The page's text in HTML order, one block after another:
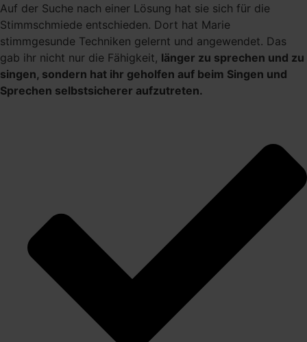
Auf der Suche nach einer Lösung hat sie sich für die
Stimmschmiede entschieden. Dort hat Marie
stimmgesunde Techniken gelernt und angewendet. Das
gab ihr nicht nur die Fähigkeit, länger zu sprechen und zu
singen, sondern hat ihr geholfen auf beim Singen und
Sprechen selbstsicherer aufzutreten.